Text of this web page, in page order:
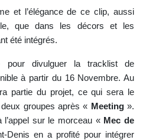
et l’élégance de ce clip, aussi
que dans les décors et les
été intégrés.
divulguer la tracklist de
à partir du 16 Novembre. Au
partie du projet, ce qui sera le
groupes après « Meeting».
l’appel sur le morceau « Mec de
Denis en a profité pour intégrer